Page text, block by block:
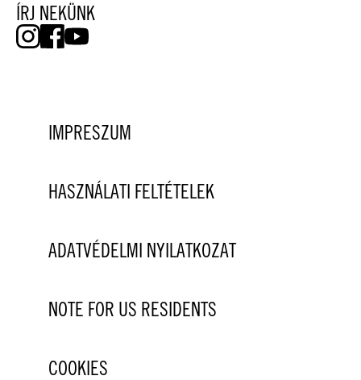
ÍRJ NEKÜNK
IMPRESZUM
HASZNÁLATI FELTÉTELEK
ADATVÉDELMI NYILATKOZAT
NOTE FOR US RESIDENTS
COOKIES